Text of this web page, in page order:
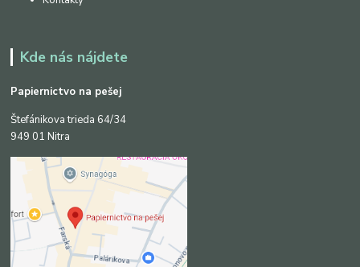
Kde nás nájdete
Papiernictvo na pešej
Štefánikova trieda 64/34
949 01 Nitra